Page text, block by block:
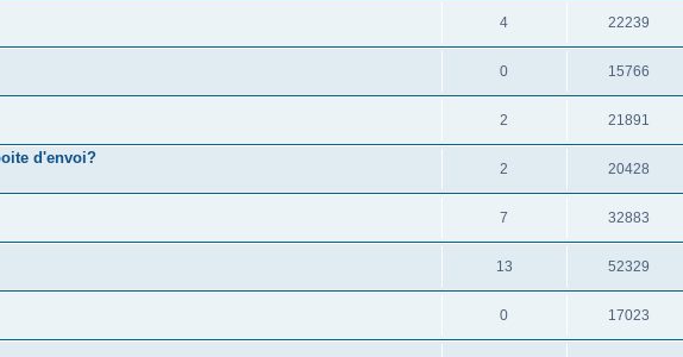
4 22239
0 15766
2 21891
d'envoi?
2 20428
7 32883
13 52329
0 17023